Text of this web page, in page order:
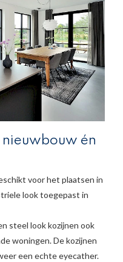
én
voor het plaatsen in
look toegepast in
steel look kozijnen ook
woningen. De kozijnen
een echte eyecather.